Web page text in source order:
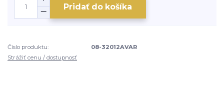
Pridať do košíka
Číslo produktu:
08-32012AVAR
Strážiť cenu / dostupnosť